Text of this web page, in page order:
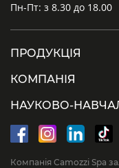
Пн-Пт: з 8.30 до 18.00
ПРОДУКЦІЯ
КОМПАНІЯ
НАУКОВО-
Компанія Camozzi Spa